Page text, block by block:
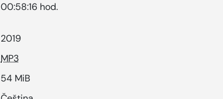
00:58:16 hod.
2019
MP3
54 MiB